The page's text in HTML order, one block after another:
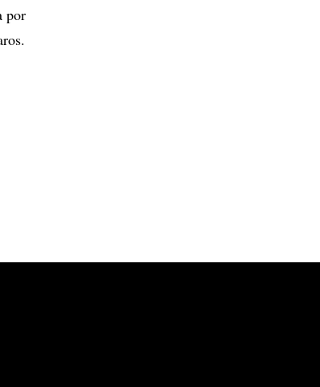
por